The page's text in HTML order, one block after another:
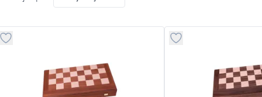
Kockice za Dungeons & Dragons
Podloge za Dungeons & Dragons
Ostalo za Dungeons & Dragons
Četkice
Klasične igre
Šah + Backgammon (Tavla)
Albumi,
Dugme za dodavanje stvari u kategoriju omiljeno
Dugme za